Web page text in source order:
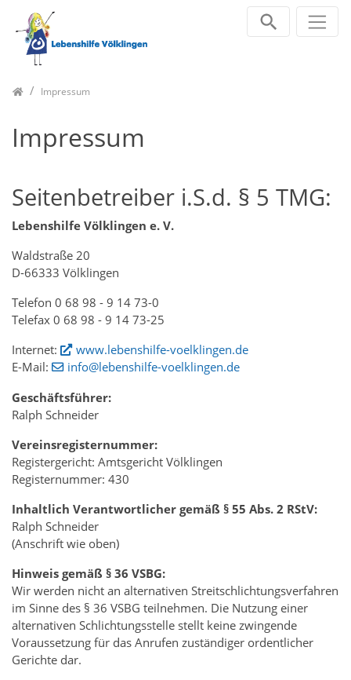
Zum Inhalt springen
HomeImpressum
Impressum
Seitenbetreiber i.S.d. § 5 TMG:
Lebenshilfe Völklingen e. V.
Waldstraße 20
D-66333 Völklingen
Telefon 0 68 98 - 9 14 73-0
Telefax 0 68 98 - 9 14 73-25
Internet:
www.lebenshilfe-voelklingen.de
E-Mail:
info@lebenshilfe-voelklingen.de
Geschäftsführer:
Ralph Schneider
Vereinsregisternummer:
Registergericht: Amtsgericht Völklingen
Registernummer: 430
Inhaltlich Verantwortlicher gemäß § 55 Abs. 2 RStV:
Ralph Schneider
(Anschrift wie oben)
Hinweis gemäß § 36 VSBG:
Wir werden nicht an alternativen Streitschlichtungsverfahren
im Sinne des § 36 VSBG teilnehmen. Die Nutzung einer
alternativen Schlichtungsstelle stellt keine zwingende
Voraussetzung für das Anrufen zuständiger ordentlicher
Gerichte dar.